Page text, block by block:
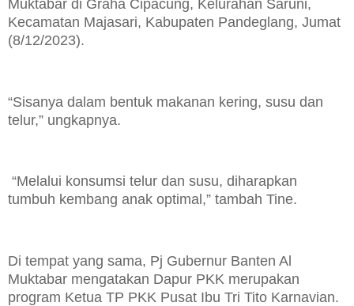
Muktabar di Graha Cipacung, Kelurahan Saruni,
Kecamatan Majasari, Kabupaten Pandeglang, Jumat
(8/12/2023).
“Sisanya dalam bentuk makanan kering, susu dan
telur,” ungkapnya.
“Melalui konsumsi telur dan susu, diharapkan
tumbuh kembang anak optimal,” tambah Tine.
Di tempat yang sama, Pj Gubernur Banten Al
Muktabar mengatakan Dapur PKK merupakan
program Ketua TP PKK Pusat Ibu Tri Tito Karnavian.